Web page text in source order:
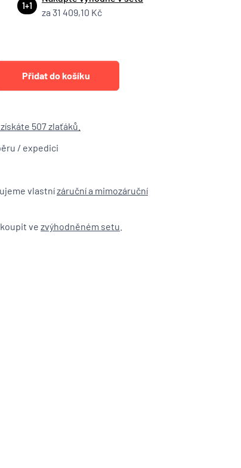
1+1
za 31 409,10 Kč
507 zlaťáků.
/ expedici
vlastnízáruční a mimozáruční
ve zvýhodněném setu